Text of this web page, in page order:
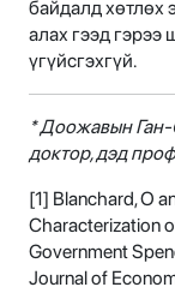
байдалд хөтлөх
алах гээд гэрээ
үгүйсгэхгүй.
* Доожавын
доктор, дэд
[1] Blanchard, O
Characterization
Government
Journal of